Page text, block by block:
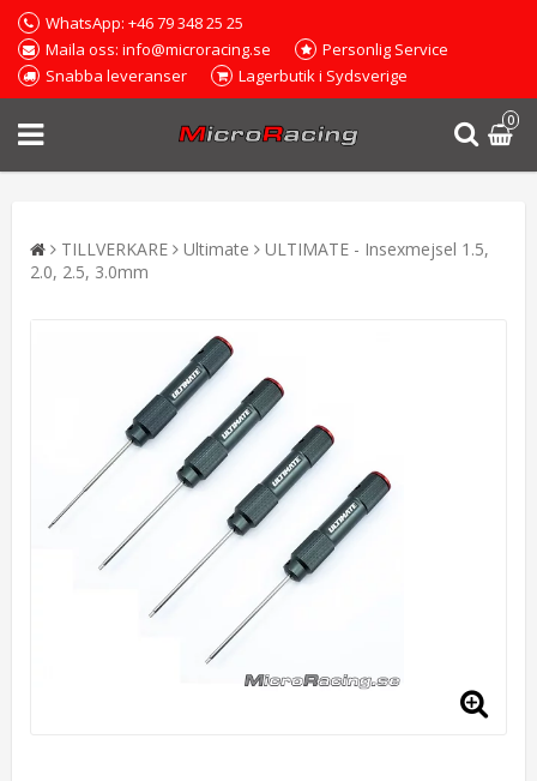
WhatsApp: +46 79 348 25 25
Maila oss: info@microracing.se
Personlig Service
Snabba leveranser
Lagerbutik i Sydsverige
0
TILLVERKARE Ultimate
ULTIMATE - Insexmejsel 1.5,
2.0, 2.5, 3.0mm